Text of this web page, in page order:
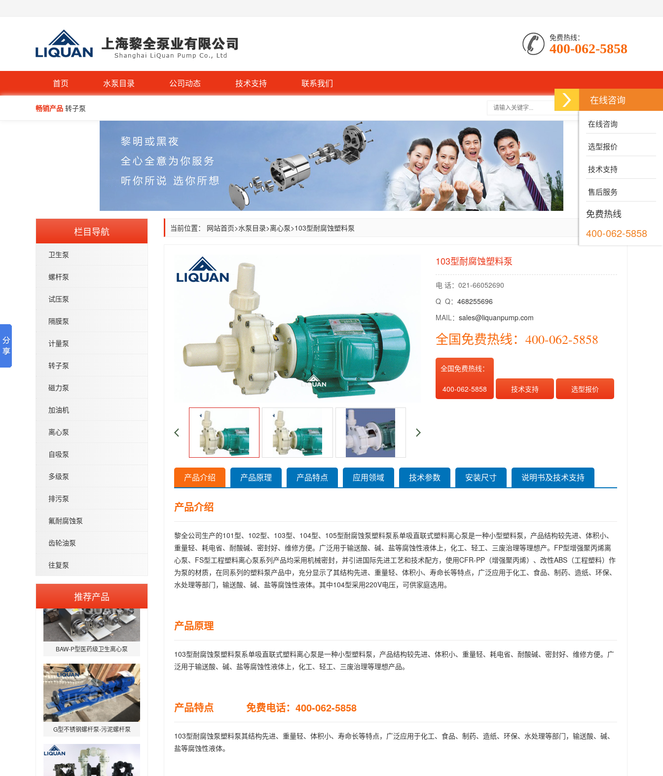
免费热线：
400-062-5858
首页 水泵目录 公司动态 技术支持 联系我们
畅销产品 转子泵
栏目导航
卫生泵
螺杆泵
试压泵
隔膜泵
计量泵
转子泵
磁力泵
加油机
离心泵
自吸泵
多级泵
排污泵
氟耐腐蚀泵
齿轮油泵
往复泵
推荐产品
QW型无堵塞潜水排污泵
IHG立式管道离心泵-不锈钢IHGB
WQP型不锈钢无堵塞潜水排污泵
BAW-P型医药级卫生离心泵
G型不锈钢螺杆泵-污泥螺杆泵
当前位置： 网站首页>水泵目录>离心泵>103型耐腐蚀塑料泵
103型耐腐蚀塑料泵
电 话：021-66052690
Q Q： 468255696
MAIL： sales@liquanpump.com
全国免费热线：400-062-5858
全国免费热线：
400-062-5858 技术支持 选型报价
产品介绍 产品原理 产品特点 应用领域 技术参数 安装尺寸 说明书及技术支持
产品介绍
黎全公司生产的101型、102型、103型、104型、105型耐腐蚀泵塑料泵系单吸直联式塑料离心泵是一种小型塑料泵，产品结构较先进、体积小、
重量轻、耗电省、耐酸碱、密封好、维修方便。广泛用于输送酸、碱、盐等腐蚀性液体上，化工、轻工、三废治理等理想产。FP型增强聚丙烯离
心泵、FS型工程塑料离心泵系列产品均采用机械密封，并引进国际先进工艺和技术配方，使用CFR-PP（增强聚丙烯）、改性ABS（工程塑料）作
为泵的材质，在同系列的塑料泵产品中，充分显示了其结构先进、重量轻、体积小、寿命长等特点，广泛应用于化工、食品、制药、造纸、环保、
水处理等部门，输送酸、碱、盐等腐蚀性液体。其中104型采用220V电压，可供家庭选用。
产品原理
103型耐腐蚀泵塑料泵系单吸直联式塑料离心泵是一种小型塑料泵，产品结构较先进、体积小、重量轻、耗电省、耐酸碱、密封好、维修方便。广
泛用于输送酸、碱、盐等腐蚀性液体上，化工、轻工、三废治理等理想产品。
产品特点 免费电话：400-062-5858
103型耐腐蚀泵塑料泵其结构先进、重量轻、体积小、寿命长等特点，广泛应用于化工、食品、制药、造纸、环保、水处理等部门，输送酸、碱、
盐等腐蚀性液体。
在线咨询
在线咨询
选型报价
技术支持
售后服务
免费热线
400-062-5858